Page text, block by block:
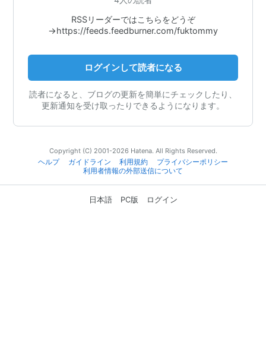
RSSリーダーではこちらをどうぞ
→https://feeds.feedburner.com/fuktommy
ログインして読者になる
読者になると、ブログの更新を簡単にチェックしたり、
更新通知を受け取ったりできるようになります。
Copyright (C) 2001-2026 Hatena. All Rights Reserved.
ヘルプ
ガイドライン 利用規約
プライバシーポリシー
利用者情報の外部送信について
日本語 PC版 ログイン